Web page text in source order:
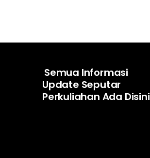
Semua Informasi
Update Seputar
Perkuliahan Ada Disini